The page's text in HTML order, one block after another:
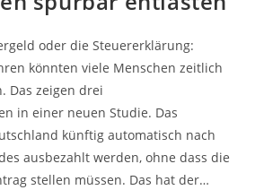
oder die Steuererklärung:
könnten viele Menschen zeitlich
Das zeigen drei
in einer neuen Studie. Das
künftig automatisch nach
ausbezahlt werden, ohne dass die
stellen müssen. Das hat der…